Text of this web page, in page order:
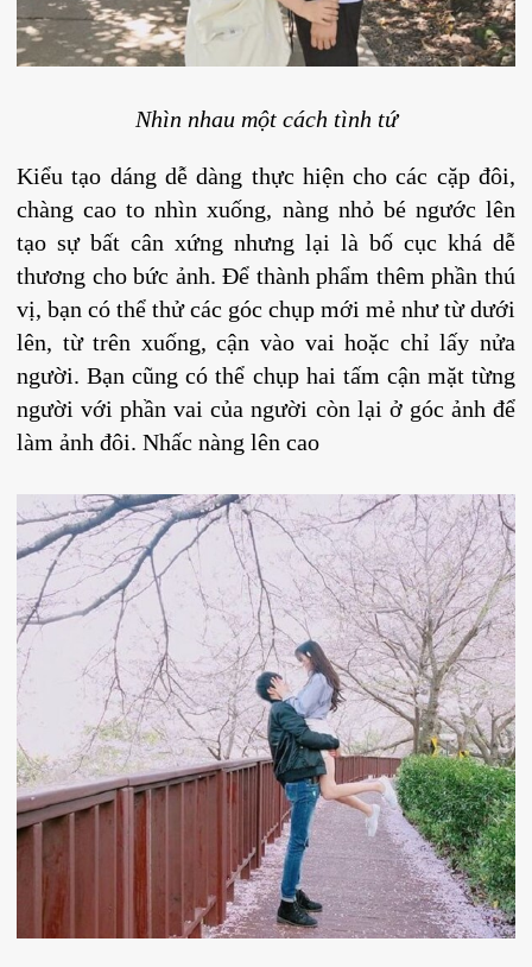
Nhìn nhau một cách tình tứ
Kiểu tạo dáng dễ dàng thực hiện cho các cặp đôi,
chàng cao to nhìn xuống, nàng nhỏ bé ngước lên
tạo sự bất cân xứng nhưng lại là bố cục khá dễ
thương cho bức ảnh. Để thành phẩm thêm phần thú
vị, bạn có thể thử các góc chụp mới mẻ như từ dưới
lên, từ trên xuống, cận vào vai hoặc chỉ lấy nửa
người. Bạn cũng có thể chụp hai tấm cận mặt từng
người với phần vai của người còn lại ở góc ảnh để
làm ảnh đôi. Nhấc nàng lên cao